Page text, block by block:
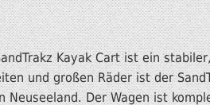
Kayak Cart ist ein
und großen Räder ist der
Neuseeland. Der Wagen ist